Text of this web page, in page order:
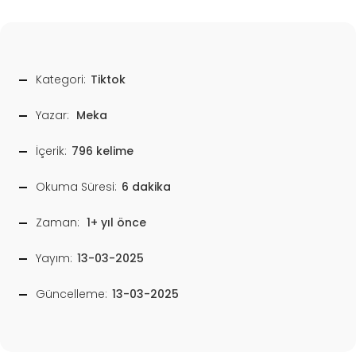
Kategori: Tiktok
Yazar: Meka
İçerik: 796 kelime
Okuma Süresi: 6 dakika
Zaman: 1+ yıl önce
Yayım: 13-03-2025
Güncelleme: 13-03-2025